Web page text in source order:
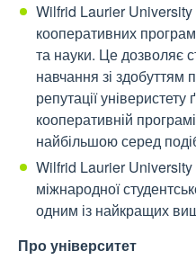
Wilfrid Laurier University
кооперативних
та науки. Це дозволяє
навчання зі здобуттям
репутації
кооперативній
найбільшою серед
Wilfrid Laurier
міжнародної
одним із найкращих
Про університет